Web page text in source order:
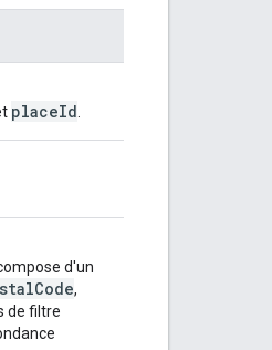
placeId
d'un
,
de filtre